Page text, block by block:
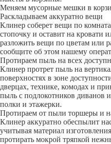
Меняем мусорные мешки в
Раскладываем аккуратно вещи
Клинер соберет вещи по
стопочку и оставит на кровати
разложить вещи по цветам или
сообщите об этом нашему
Протираем пыль на всех
Клинер протрет пыль на
поверхностях в зоне
дверцах, технике, комодах и
пыль с подлокотников диванов
полки и этажерки.
Протираем от пыли торшеры и
Клинер аккуратно обеспылит
учитывая материал
протирать мокрой тряпкой